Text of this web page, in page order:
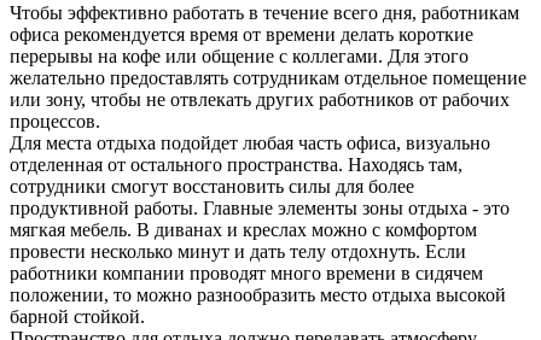
Чтобы эффективно работать в течение всего дня, работникам
офиса рекомендуется время от времени делать короткие
перерывы на кофе или общение с коллегами. Для этого
желательно предоставлять сотрудникам отдельное помещение
или зону, чтобы не отвлекать других работников от рабочих
процессов.
Для места отдыха подойдет любая часть офиса, визуально
отделенная от остального пространства. Находясь там,
сотрудники смогут восстановить силы для более
продуктивной работы. Главные элементы зоны отдыха - это
мягкая мебель. В диванах и креслах можно с комфортом
провести несколько минут и дать телу отдохнуть. Если
работники компании проводят много времени в сидячем
положении, то можно разнообразить место отдыха высокой
барной стойкой.